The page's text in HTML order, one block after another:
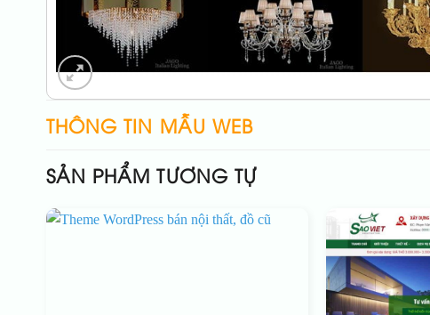
THÔNG TIN MẪU WEB
SẢN PHẨM TƯƠNG TỰ